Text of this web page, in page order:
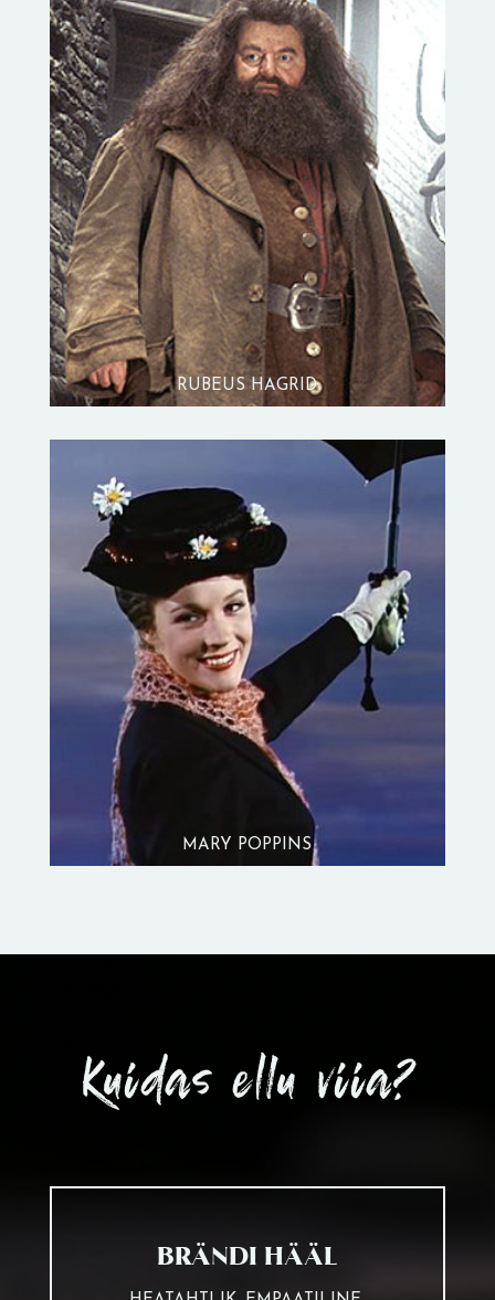
RUBEUS HAGRID
MARY POPPINS
Kuidas ellu viia?
BRÄNDI HÄÄL